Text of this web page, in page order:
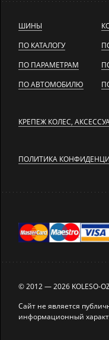
ШИНЫ
ПО КАТАЛОГУ
ПО ПАРАМЕТРАМ
ПО АВТОМОБИЛЮ
КРЕПЕЖ КОЛЕС,
ПОЛИТИКА
© 2012 — 2026 KOLESO-
Сайт не является
информационный